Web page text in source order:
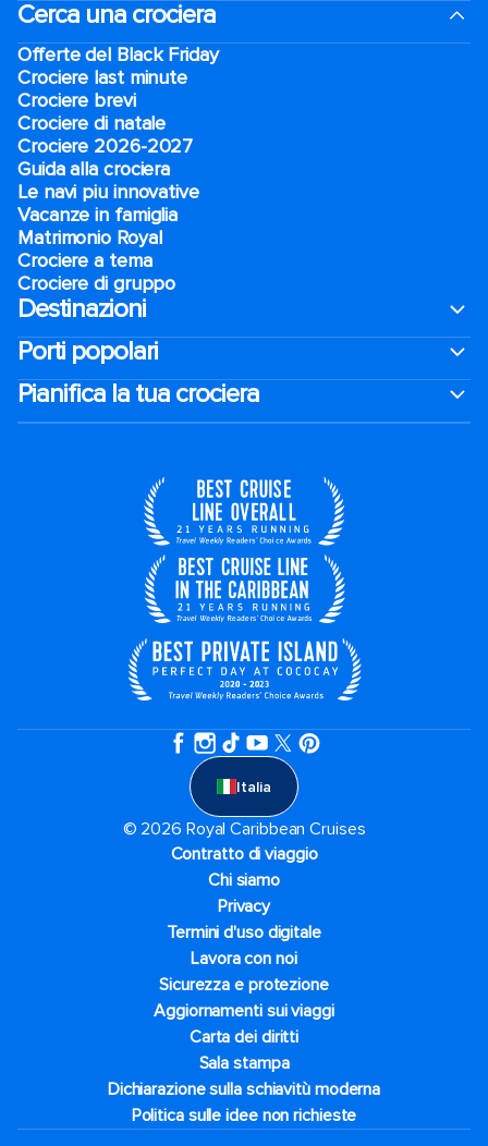
Cerca una crociera
Offerte del Black Friday
Crociere last minute
Crociere brevi​
Crociere di natale​
Crociere 2026-2027
Guida alla crociera
Le navi piu innovative
Vacanze in famiglia
Matrimonio Royal
Crociere a tema
Crociere di gruppo
Destinazioni
Porti popolari
Pianifica la tua crociera
Italia
© 2026 Royal Caribbean Cruises
Contratto di viaggio
Chi siamo
Privacy
Termini d'uso digitale
Lavora con noi
Sicurezza e protezione
Aggiornamenti sui viaggi
Carta dei diritti
Sala stampa
Dichiarazione sulla schiavitù moderna
Politica sulle idee non richieste